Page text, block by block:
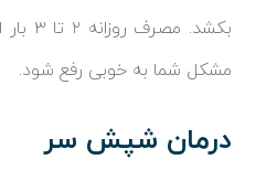
مشکل شما به خوبی رفع شود.
درمان شپش سر